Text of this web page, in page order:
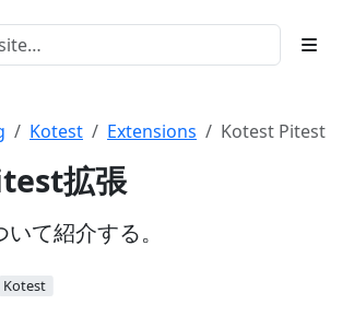
Kotest Extensions Kotest Pitest
拡張
て紹介する。
Kotest